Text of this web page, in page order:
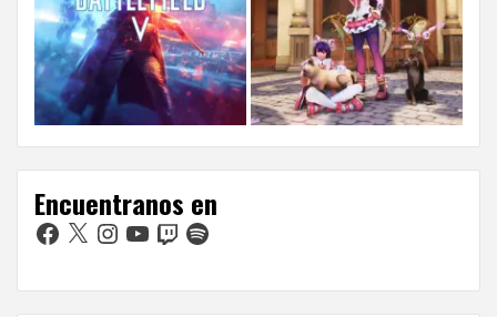
Encuentranos en
Facebook
X Instagram
YouTubeTwitchSpotify